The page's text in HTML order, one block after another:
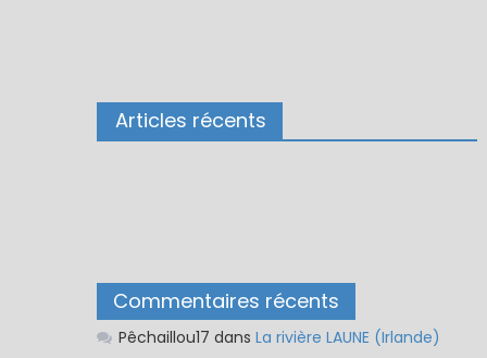
Articles récents
Commentaires récents
Pêchaillou17 dans La rivière LAUNE (Irlande)